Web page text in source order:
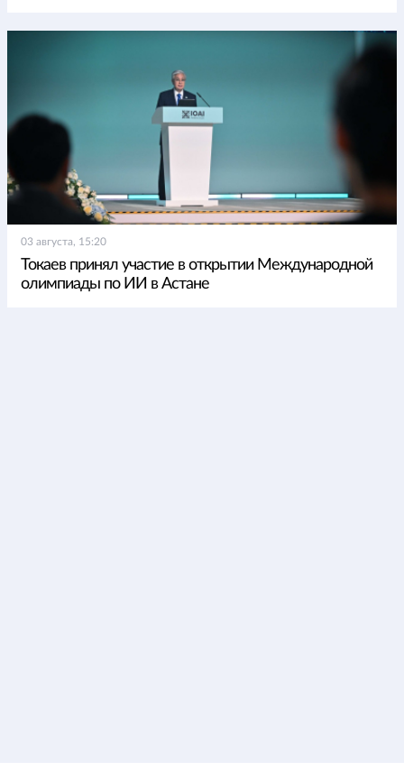
03 августа, 15:20
Токаев принял участие в открытии Международной
олимпиады по ИИ в Астане